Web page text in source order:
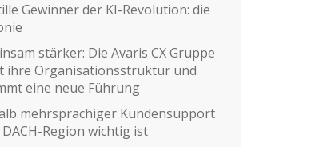
Gewinner der KI-Revolution: die
stärker: Die Avaris CX Gruppe
ihre Organisationsstruktur und
eine neue Führung
mehrsprachiger Kundensupport
Region wichtig ist